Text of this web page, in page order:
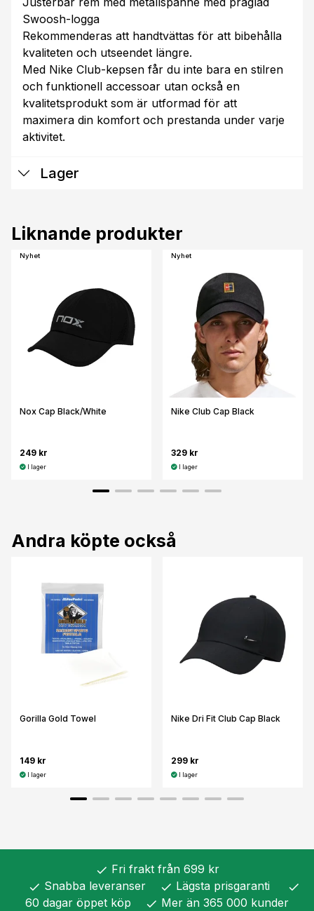
Swoosh-logga
Rekommenderas att handtvättas för att bibehålla
kvaliteten och utseendet längre.
Med Nike Club-kepsen får du inte bara en stilren
och funktionell accessoar utan också en
kvalitetsprodukt som är utformad för att
maximera din komfort och prestanda under varje
aktivitet.
Lager
Liknande produkter
Nyhet
Nox Cap Black/White
249 kr
I lager
Nyhet
Nike Club Cap Black
329 kr
I lager
Andra köpte också
Gorilla Gold Towel
149 kr
I lager
Nike Dri Fit Club Cap Black
299 kr
I lager
check Fri frakt från 699 kr
check Snabba leveranser check Lägsta prisgaranti check
60 dagar öppet köp check Mer än 365 000 kunder